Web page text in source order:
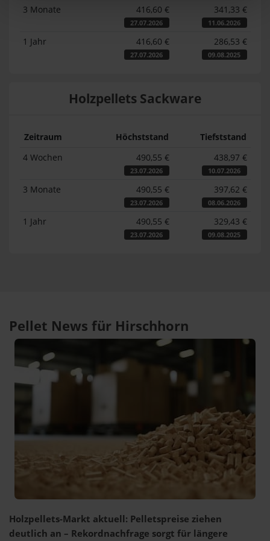
3 Monate 416,60 €
27.07.2026
341,33 €
11.06.2026
1 Jahr 416,60 €
27.07.2026
286,53 €
09.08.2025
Holzpellets Sackware
Zeitraum Höchststand
Tiefststand
4 Wochen
490,55 €
23.07.2026
438,97 €
10.07.2026
3 Monate 490,55 €
23.07.2026
397,62 €
08.06.2026
1 Jahr 490,55 €
23.07.2026
329,43 €
09.08.2025
Pellet News für Hirschhorn
Holzpellets-Markt aktuell: Pelletspreise ziehen
deutlich an – Rekordnachfrage sorgt für längere